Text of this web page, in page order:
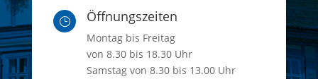
} Öffnungszeiten
Montag bis Freitag
von 8.30 bis 18.30 Uhr
Samstag von 8.30 bis 13.00 Uhr